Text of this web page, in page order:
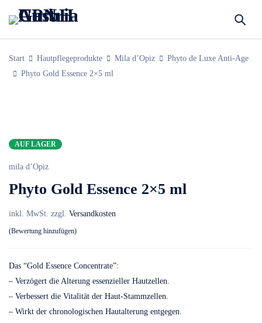
Start Hautpflegeprodukte Mila d’Opiz
Phyto de Luxe Anti-Age
Phyto Gold Essence 2×5 ml
AUF LAGER
mila d’Opiz
Phyto Gold Essence 2×5 ml
inkl. MwSt. zzgl. Versandkosten
Bewertung hinzufügen
Das “Gold Essence Concentrate”:
– Verzögert die Alterung essenzieller Hautzellen.
– Verbessert die Vitalität der Haut-Stammzellen.
– Wirkt der chronologischen Hautalterung entgegen.